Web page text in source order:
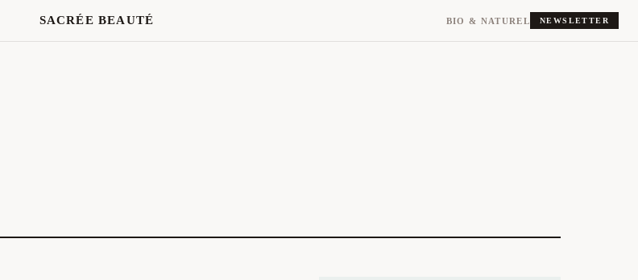
SACRÉE BEAUTÉ BIO & NATUREL NEWSLETTER